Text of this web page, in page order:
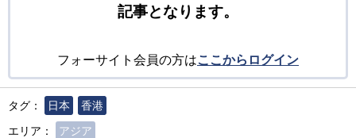
記事となります。
フォーサイト会員の方はここからログイン
タグ： 日本
香港
エリア：
アジア